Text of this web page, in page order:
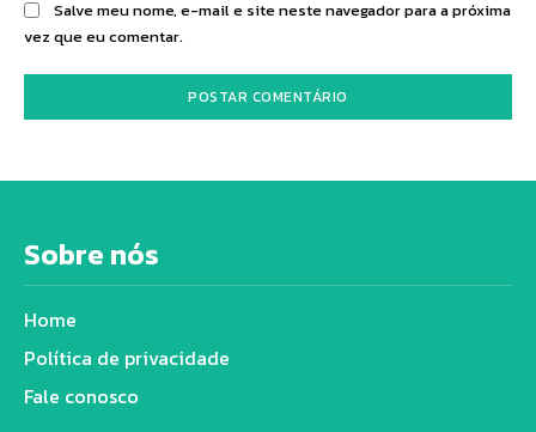
Salve meu nome, e-mail e site neste navegador para a próxima
vez que eu comentar.
Sobre nós
Home
Política de privacidade
Fale conosco